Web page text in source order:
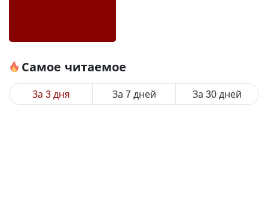
Самое читаемое
За 3 дня За 7 дней За 30 дней